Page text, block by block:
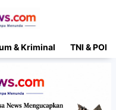
& Kriminal TNI &